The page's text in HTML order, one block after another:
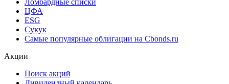
ЦФА
ESG
Сукук
Самые популярные облигации на Cbonds.ru
Акции
Поиск акций